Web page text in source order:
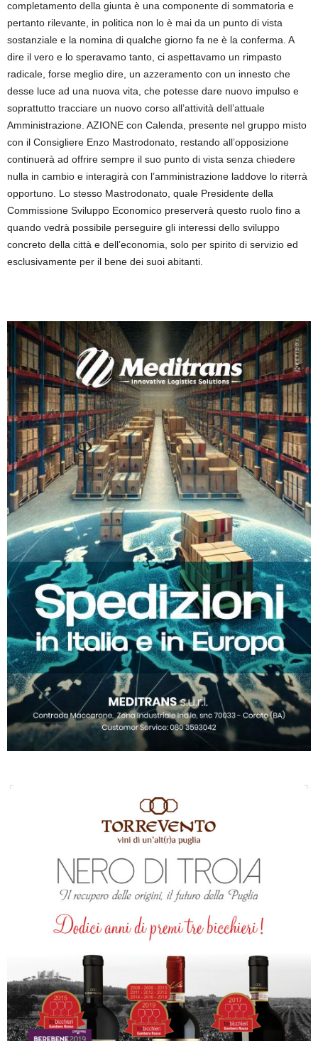
completamento della giunta è una componente di sommatoria e
pertanto rilevante, in politica non lo è mai da un punto di vista
sostanziale e la nomina di qualche giorno fa ne è la conferma. A
dire il vero e lo speravamo tanto, ci aspettavamo un rimpasto
radicale, forse meglio dire, un azzeramento con un innesto che
desse luce ad una nuova vita, che potesse dare nuovo impulso e
soprattutto tracciare un nuovo corso all’attività dell’attuale
Amministrazione. AZIONE con Calenda, presente nel gruppo misto
con il Consigliere Enzo Mastrodonato, restando all’opposizione
continuerà ad offrire sempre il suo punto di vista senza chiedere
nulla in cambio e interagirà con l’amministrazione laddove lo riterrà
opportuno. Lo stesso Mastrodonato, quale Presidente della
Commissione Sviluppo Economico preserverà questo ruolo fino a
quando vedrà possibile perseguire gli interessi dello sviluppo
concreto della città e dell’economia, solo per spirito di servizio ed
esclusivamente per il bene dei suoi abitanti.